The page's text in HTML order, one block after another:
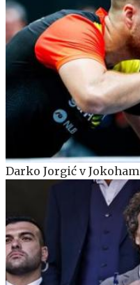
Darko Jorgić v